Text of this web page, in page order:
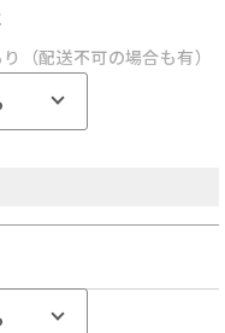
（配送不可の場合も有）